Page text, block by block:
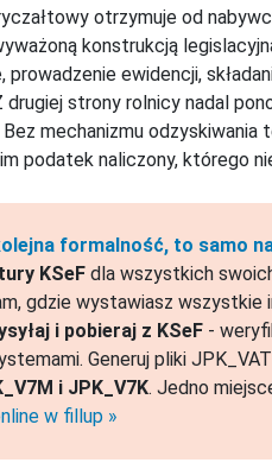
otrzymuje od
konstrukcją
ewidencji,
strony rolnicy nadal
Bez mechanizmu
podatek naliczony, którego
formalność, to samo
KSeF dla wszystkich
gdzie wystawiasz wszystkie
i pobieraj z KSeF -
Generuj pliki
i JPK_V7K. Jedno
w fillup